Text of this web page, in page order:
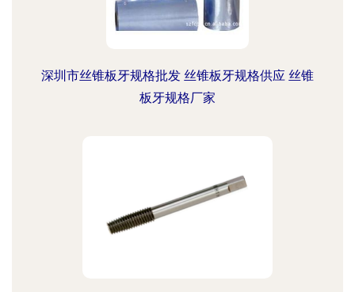
深圳市丝锥板牙规格批发 丝锥板牙规格供应 丝锥
板牙规格厂家